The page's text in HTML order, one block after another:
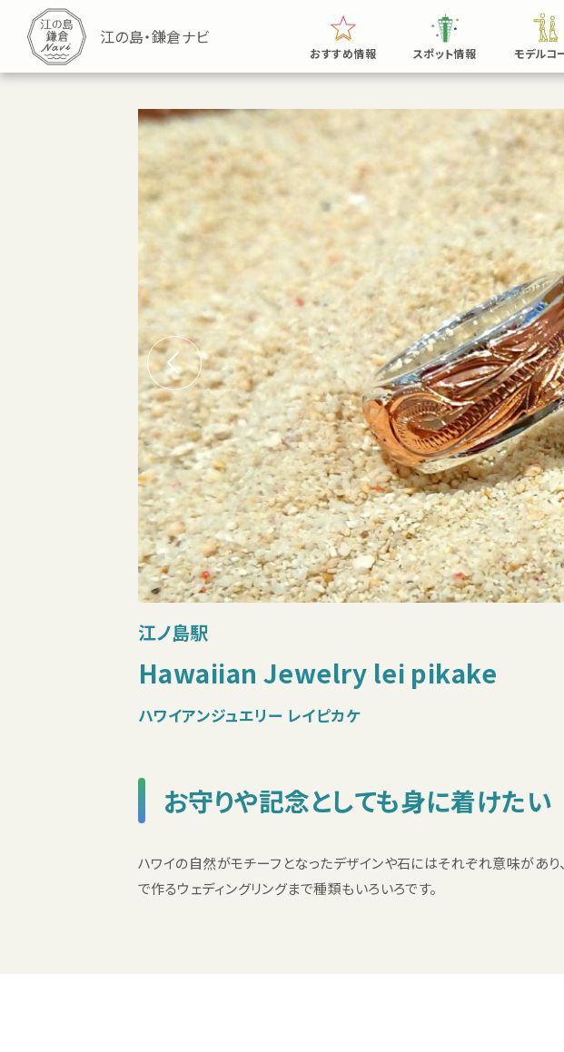
おすすめ情報 スポット情報 モデルコ
江ノ島駅
Hawaiian Jewelry lei pikake
ハワイアンジュエリー レイピカケ
お守りや記念としても身に着けたい
ハワイの自然がモチーフとなったデザインや石にはそれぞれ意味があ
で作るウェディングリングまで種類もいろいろです。